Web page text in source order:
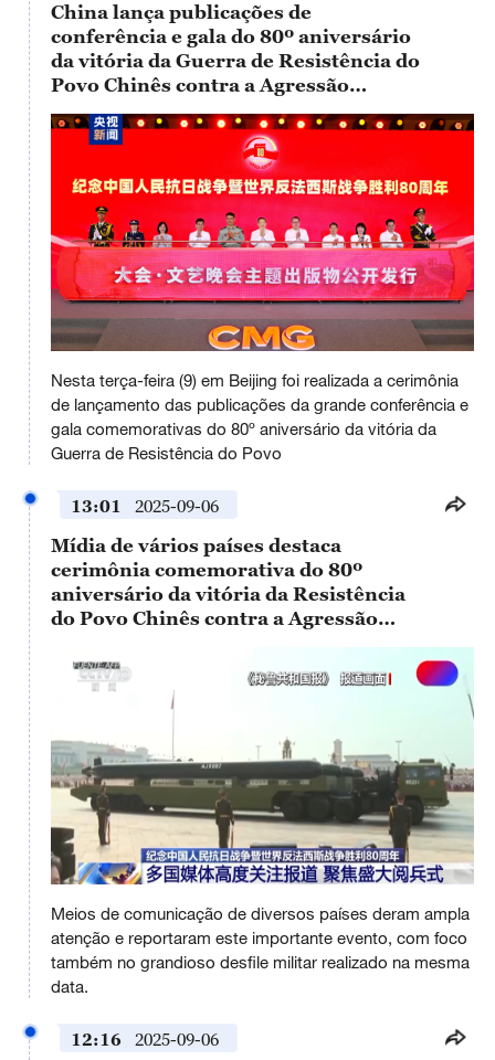
China lança publicações de
conferência e gala do 80º aniversário
da vitória da Guerra de Resistência do
Povo Chinês contra a Agressão
Japonesa e da Guerra Antifascista
Mundial
a
modal
window.
No compatible source was found for this media.
Nesta terça-feira (9) em Beijing foi realizada a cerimônia
de lançamento das publicações da grande conferência e
gala comemorativas do 80º aniversário da vitória da
Guerra de Resistência do Povo
13:01 2025-09-06
Mídia de vários países destaca
cerimônia comemorativa do 80º
aniversário da vitória da Resistência
do Povo Chinês contra a Agressão
Antifascista Mundial
a
modal
window.
No compatible source was found for this media.
Meios de comunicação de diversos países deram ampla
atenção e reportaram este importante evento, com foco
também no grandioso desfile militar realizado na mesma
data.
12:16 2025-09-06